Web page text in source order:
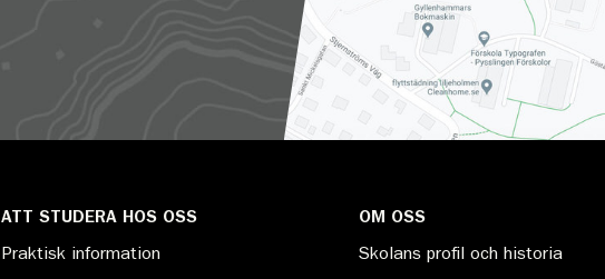
ATT STUDERA HOS OSS
Praktisk information
OM OSS
Skolans profil och historia